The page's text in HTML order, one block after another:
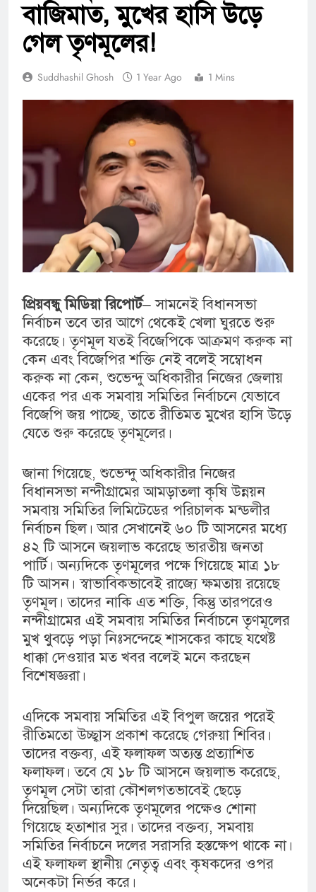
বাজিমাত, মুখের হাসি উড়ে
গেল তৃণমূলের!
Suddhashil Ghosh 1 Year Ago 1 Mins
প্রিয়বন্ধু মিডিয়া রিপোর্ট– সামনেই বিধানসভা
নির্বাচন তবে তার আগে থেকেই খেলা ঘুরতে শুরু
করেছে। তৃণমূল যতই বিজেপিকে আক্রমণ করুক না
কেন এবং বিজেপির শক্তি নেই বলেই সম্বোধন
করুক না কেন, শুভেন্দু অধিকারীর নিজের জেলায়
একের পর এক সমবায় সমিতির নির্বাচনে যেভাবে
বিজেপি জয় পাচ্ছে, তাতে রীতিমত মুখের হাসি উড়ে
যেতে শুরু করেছে তৃণমূলের।
জানা গিয়েছে, শুভেন্দু অধিকারীর নিজের
বিধানসভা নন্দীগ্রামের আমড়াতলা কৃষি উন্নয়ন
সমবায় সমিতির লিমিটেডের পরিচালক মন্ডলীর
নির্বাচন ছিল। আর সেখানেই ৬০ টি আসনের মধ্যে
৪২ টি আসনে জয়লাভ করেছে ভারতীয় জনতা
পার্টি। অন্যদিকে তৃণমূলের পক্ষে গিয়েছে মাত্র ১৮
টি আসন। স্বাভাবিকভাবেই রাজ্যে ক্ষমতায় রয়েছে
তৃণমূল। তাদের নাকি এত শক্তি, কিন্তু তারপরেও
নন্দীগ্রামের এই সমবায় সমিতির নির্বাচনে তৃণমূলের
মুখ থুবড়ে পড়া নিঃসন্দেহে শাসকের কাছে যথেষ্ট
ধাক্কা দেওয়ার মত খবর বলেই মনে করছেন
বিশেষজ্ঞরা।
এদিকে সমবায় সমিতির এই বিপুল জয়ের পরেই
রীতিমতো উচ্ছ্বাস প্রকাশ করেছে গেরুয়া শিবির।
তাদের বক্তব্য, এই ফলাফল অত্যন্ত প্রত্যাশিত
ফলাফল। তবে যে ১৮ টি আসনে জয়লাভ করেছে,
তৃণমূল সেটা তারা কৌশলগতভাবেই ছেড়ে
দিয়েছিল। অন্যদিকে তৃণমূলের পক্ষেও শোনা
গিয়েছে হতাশার সুর। তাদের বক্তব্য, সমবায়
সমিতির নির্বাচনে দলের সরাসরি হস্তক্ষেপ থাকে না।
এই ফলাফল স্থানীয় নেতৃত্ব এবং কৃষকদের ওপর
অনেকটা নির্ভর করে।